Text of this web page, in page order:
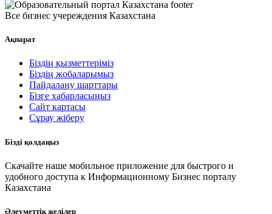
Все бизнес учереждения Казахстана
Ақпарат
Біздің қызметтеріміз
Біздің жобаларымыз
Пайдалану шарттары
Бізге хабарласыңыз
Сайт картасы
Сұрау жіберу
Бізді қолдаңыз
Скачайте наше мобильное приложение для быстрого и
удобного доступа к Информационному Бизнес порталу
Казахстана
Әлеуметтік желілер